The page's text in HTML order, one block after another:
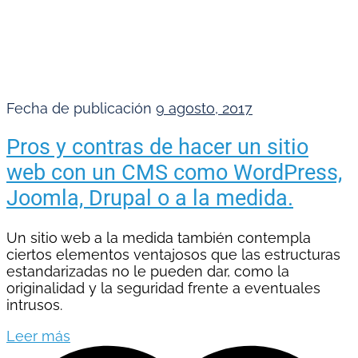
Fecha de publicación 9 agosto, 2017
Pros y contras de hacer un sitio
web con un CMS como WordPress,
Joomla, Drupal o a la medida.
Un sitio web a la medida también contempla
ciertos elementos ventajosos que las estructuras
estandarizadas no le pueden dar, como la
originalidad y la seguridad frente a eventuales
intrusos.
Leer más